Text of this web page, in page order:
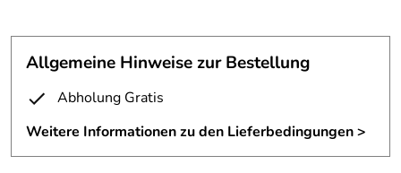
Die Versandkosten richten sich nach der Lieferanschrift und der Größe
der Skulptur.
Anmerkung:
Lieferung ohne Leuchtmittel
Ausführung:
Material:
Stahlblech
Allgemeine Hinweise zur Bestellung
Abholung Gratis
Weitere Informationen zu den Lieferbedingungen >